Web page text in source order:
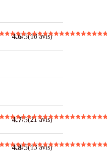
4.6/5(18 avis)
4.7/5(21 avis)
4.8/5(13 avis)